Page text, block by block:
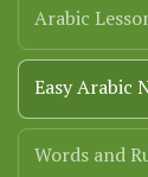
Arabic
Easy Arabic
Words and